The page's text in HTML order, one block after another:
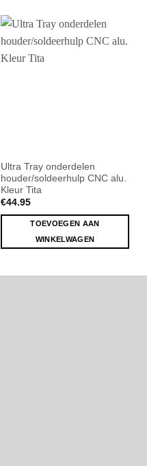
Ultra Tray onderdelen
houder/soldeerhulp CNC alu.
Kleur Tita
€44.95
TOEVOEGEN AAN
WINKELWAGEN